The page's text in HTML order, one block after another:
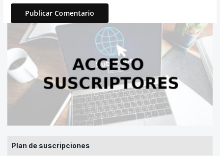
Plan de suscripciones